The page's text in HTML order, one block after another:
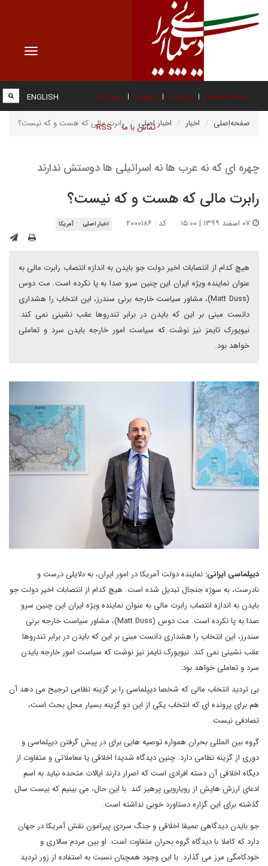
Toggle
صفحه نخست درباره ما عضویت پیوند ها
تماس با ما RSS
ENGLISH
صفحه‌اصلی اخبار اخبار اصلی رابرت مالی که هست و که نیست؟
چهره ای که نه عرب ها نه اسرائیلی ها دوستش ندارند
رابرت مالی که هست و که نیست؟
کد : ۲۰۰۰۱۸۶ اخبار اصلی آمریکا
هیچ کدام از انتصابات اخیر دولت جو بایدن به اندازه انتصاب رابرت مالی به
عنوان نماینده ویژه ایران این چنین سرو صدا به پا نکرده است. مت دوس
(Matt Duss)، مشاور سیاست خارجه برنی سندرز، این انتخاب را هشداری
دانست مبنی بر این که بایدن در برابر تندروها عقب نشینی نمی کند.
نیویورک تایمز نیز نوشت که سیاست امور خارجه بایدن سرد و تعاملی
خواهد بود.
دیپلماسی ایرانی: نماینده دولت آمریکا در امور ایران، به دلایلی درست و
نادرست، به سوژه جنجال تبدیل شده است. هیچ کدام از انتصابات اخیر دولت جو
بایدن به اندازه انتصاب رابرت مالی به عنوان نماینده ویژه ایران این چنین سرو
صدا به پا نکرده است. مت دوس (Matt Duss)، مشاور سیاست خارجه برنی
سندرز، این انتخاب را هشداری دانست مبنی بر این که بایدن در برابر تندروها
عقب نشینی نمی کند. نیویورک تایمز نیز نوشت که سیاست امور خارجه بایدن
سرد و تعاملی خواهد بود.
بی تردید انتخاب مالی که شخصا دیپلماسی را بر گزینه نظامی ترجیح می دهد آن
هم برای پرونده ای که انتخاب یکی از این دو گزینه بسیار محل بحث است،
تصادفی نیست.
گروه بین المللی بحران همواره توصیه هایی برای در پیش گرفتن دیپلماسی و
دوری از گزینه نظامی دارد. چنین دیدگاه شدیدا اخلاقی یا معاملاتی و متفاوت از
دیگاه اخلاقی آن دسته افرادی است که اصرار دارند ایالات متحده نباید به اسم
ادعای ارزش هایش از رویارویی پرهیز کند. با این حال، می بینیم که بیست سال
گذشته برای این گزاره دستاورد خوبی نداشته است.
جو بایدن دیدگاهی عمیقا اخلاقی و جنگ سردی پیرامون نقش آمریکا در جهان
دارد که کاملا با دیدگاه گروه بحران متفاوت است. او بین مردم سالاری و
خودکامگی مرز می گذارد. با این وجود همچنان نسبت به استفاده از زور تردید